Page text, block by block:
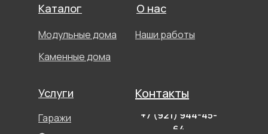
Наши работы
О нас
Контакты
+7 (921) 944-45-
64
Гаражи
Услуги
Каталог
Модульные дома
Каменные дома